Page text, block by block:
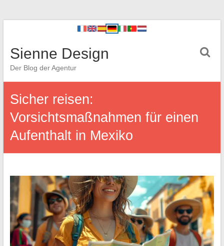
Sienne Design
Der Blog der Agentur
Sicher reisen:
Vorsichtsmaßnahmen für einen
Aufenthalt in Mexiko